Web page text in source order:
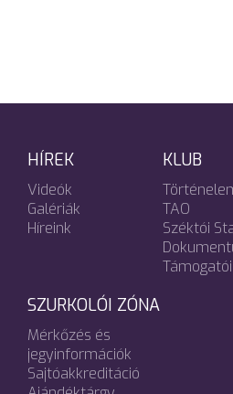
HÍREK
Videók
Galériák
Híreink
KLUB
TAO
Széktói
SZURKOLÓI ZÓNA
Mérkőzés és
jegyinformációk
Sajtóakkreditáció